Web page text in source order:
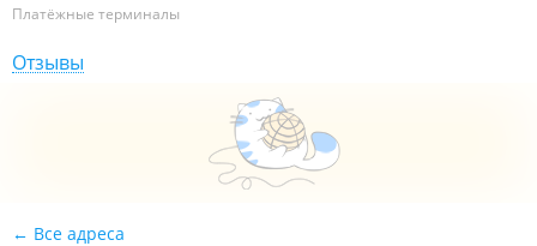
Платёжные терминалы
Отзывы
Все адреса